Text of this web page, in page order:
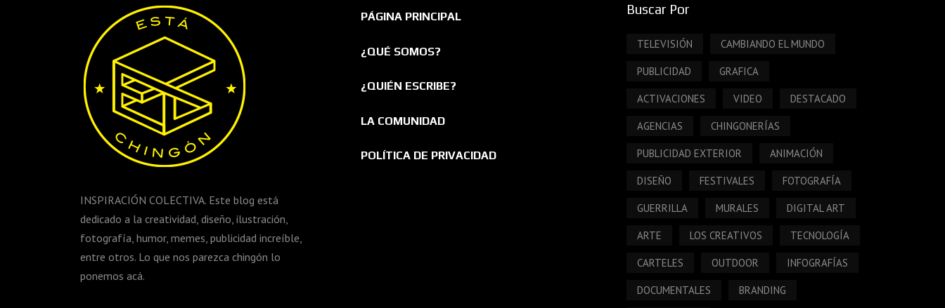
INSPIRACIÓN COLECTIVA. Este blog está
dedicado a la creatividad, diseño, ilustración,
fotografía, humor, memes, publicidad increíble,
entre otros. Lo que nos parezca chingón lo
ponemos acá.
PÁGINA PRINCIPAL
¿QUÉ SOMOS?
¿QUIÉN ESCRIBE?
LA COMUNIDAD
POLÍTICA DE PRIVACIDAD
Buscar Por
TELEVISIÓN CAMBIANDO EL MUNDO
PUBLICIDAD GRAFICA
ACTIVACIONES VIDEO DESTACADO
AGENCIAS CHINGONERÍAS
PUBLICIDAD EXTERIOR ANIMACIÓN
DISEÑO FESTIVALES FOTOGRAFÍA
GUERRILLA MURALES DIGITAL ART
ARTE LOS CREATIVOS TECNOLOGÍA
CARTELES OUTDOOR INFOGRAFÍAS
DOCUMENTALES BRANDING